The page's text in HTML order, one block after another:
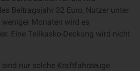
Beitragsjahr 32 Euro, Nutzer unter
Monaten wird es
Eine Teilkasko-Deckung wird nicht
sind nur solche Kraftfahrzeuge